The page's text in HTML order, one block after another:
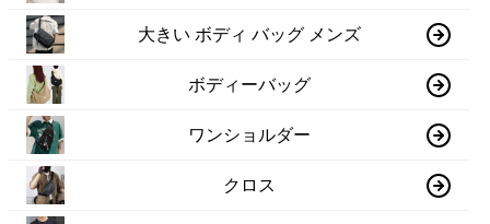
大きい ボディ バッグ メンズ
ボディーバッグ
ワンショルダー
クロス